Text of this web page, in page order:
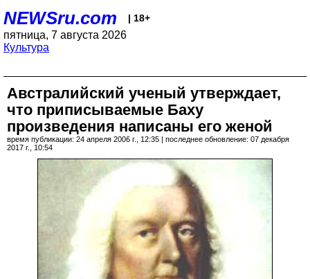
NEWSru.com | 18+
пятница, 7 августа 2026
Культура
Австралийский ученый утверждает,
что приписываемые Баху
произведения написаны его женой
время публикации: 24 апреля 2006 г., 12:35 | последнее обновление: 07 декабря
2017 г., 10:54